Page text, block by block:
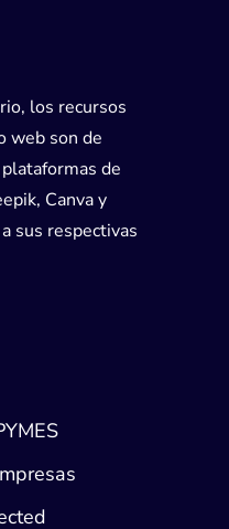
los recursos
web son de
de
Canva y
sus respectivas